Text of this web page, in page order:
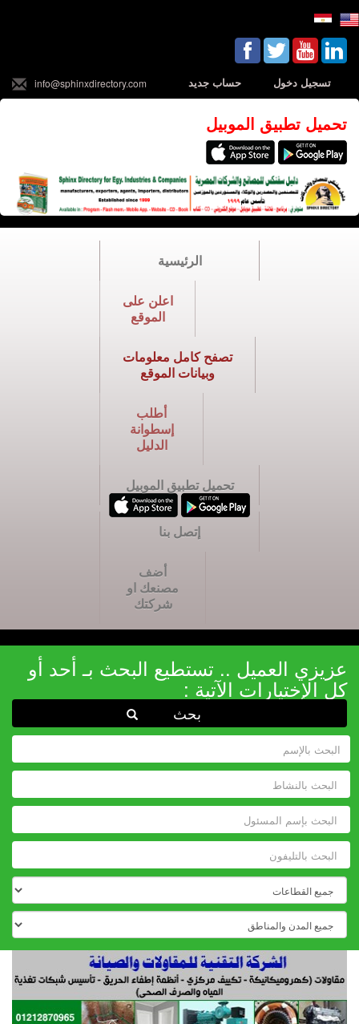
تسجيل دخول حساب جديد info@sphinxdirectory.com
تحميل تطبيق الموبيل
الرئيسية
اعلن على
الموقع
تصفح كامل معلومات
وبيانات الموقع
أطلب
إسطوانة
الدليل
تحميل تطبيق الموبيل
إتصل بنا
أضف
مصنعك او
شركتك
عزيزي العميل .. تستطيع البحث بـ أحد أو
كل الإختيارات الآتية :